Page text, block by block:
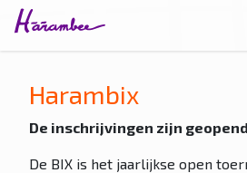
Harambix
De inschrijvingen zijn
De BIX is het jaarlijkse open